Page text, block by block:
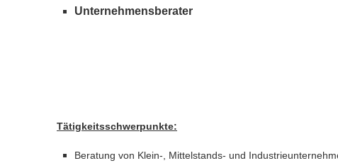
Unternehmensberater
Tätigkeitsschwerpunkte:
Beratung von Klein-, Mittelstands- und